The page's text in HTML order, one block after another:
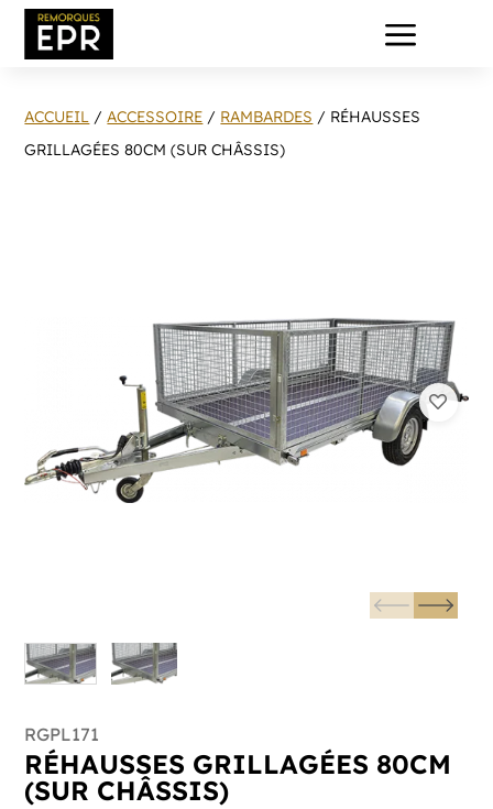
a
ACCUEIL /ACCESSOIRE / RAMBARDES / RÉHAUSSES
GRILLAGÉES 80CM (SUR CHÂSSIS)
RGPL171
RÉHAUSSES GRILLAGÉES 80CM
(SUR CHÂSSIS)